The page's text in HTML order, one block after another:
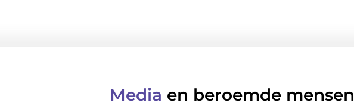
Media en beroemde mensen